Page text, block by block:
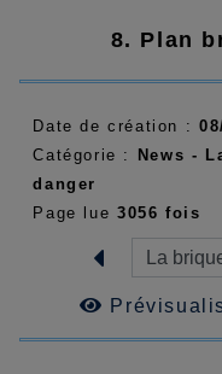
8. Plan
Date de création :
Catégorie :
News -
danger
Page lue 3056 fois